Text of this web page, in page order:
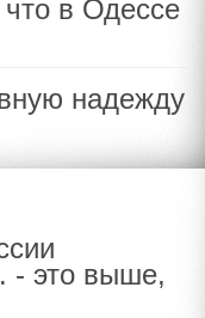
в Одессе
надежду
- это выше,